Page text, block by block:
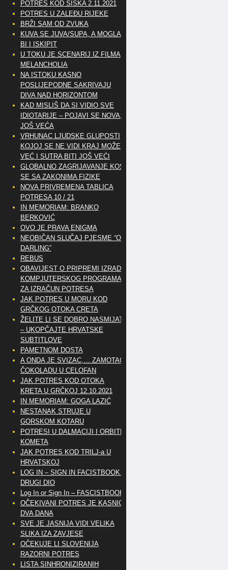
POTRES KOD SISKA 2.11.2021
POTRES U ZALEĐU RIJEKE
BRŽI SAM OD ZVUKA
KUVA SE JUVA/SUPA, A MOGLA
BI I ISKIPIT
U TOKU JE SCENARIJ IZ FILMA
MELANCHOLIA
NA ISTOKU KASNO
POSLIJEPODNE SAKRIVAJU
DIVA NAD HORIZONTOM
KAD MISLIŠ DA SI VIDIO SVE
IDIOTARIJE – POJAVI SE NOVA,..
JOŠ VEĆA
VRHUNAC LJUDSKE GLUPOSTI
KOJOJ SE NE VIDI KRAJ MOŽE
VEĆ I SUTRA BITI JOŠ VEĆI
GLOBALNO ZAGRIJAVANJE KOSI
SE SA ZAKONIMA FIZIKE
NOVA PRIVREMENA TABLICA
POTRESA 10 / 21
IN MEMORIAM: BRANKO
BERKOVIĆ
OVO JE PRAVA ENIGMA
NEOBIČAN SLUČAJ PJESME “OH
DARLING”
REBUS
OBAVIJEST O PRIPREMI IZRADE
KOMPJUTERSKOG PROGRAMA
ZA IZRAČUN POTRESA
JAK POTRES U MORU KOD
GRČKOG OTOKA CRETA
ŽELITE LI SE DOBRO NASMIJATI
– UKOPČAJTE HRVATSKE
SUBTITLOVE
PAMETNOM DOSTA
A ONDA JE SVIZAC,… ZAMOTAO
ČOKOLADU U CELOFAN
JAK POTRES KOD OTOKA
KRETA U GRČKOJ 12.10.2021
IN MEMORIAM: GOGA LAZIĆ
NESTANAK STRUJE U
GORSKOM KOTARU
POTRESI U DALMACIJI I ORBITE
KOMETA
JAK POTRES KOD TRILJ-a U
HRVATSKOJ
LOG IN – SIGN IN FACISTBOOK –
DRUGI DIO
Log In or Sign In – FASCISTBOOK
OČEKIVANI POTRES JE KASNIO
DVA DANA
SVE JE JASNIJA VIDI VELIKA
SLIKA IZA ZAVJESE
OČEKUJE LI SLOVENIJA
RAZORNI POTRES
LISTA SINHRONIZIRANIH